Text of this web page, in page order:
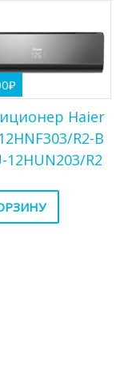
₽
Haier
R2-B
12HUN203/R2